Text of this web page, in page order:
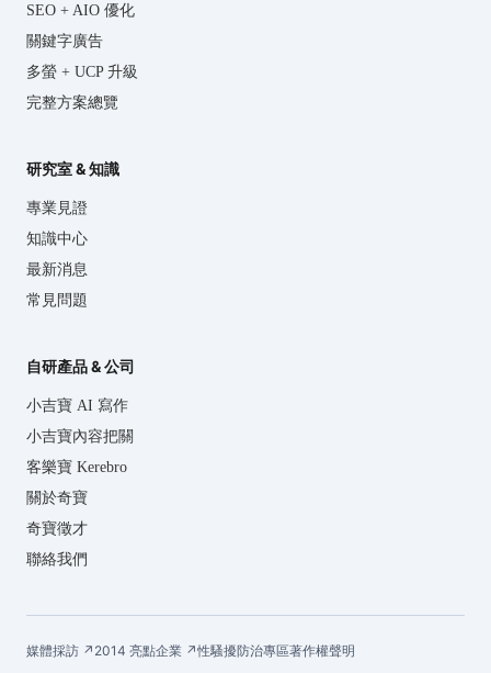
SEO + AIO 優化
關鍵字廣告
多螢 + UCP 升級
完整方案總覽
研究室 & 知識
專業見證
知識中心
最新消息
常見問題
自研產品 & 公司
小吉寶 AI 寫作
小吉寶內容把關
客樂寶 Kerebro
關於奇寶
奇寶徵才
聯絡我們
媒體採訪 ↗ 2014 亮點企業 ↗性騷擾防治專區著作權聲明